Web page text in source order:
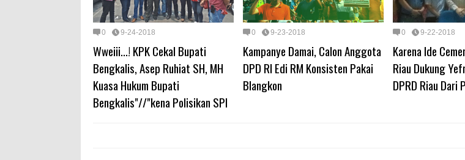
0 9-24-2018
Wweiii...! KPK Cekal Bupati
Bengkalis, Asep Ruhiat SH, MH
Kuasa Hukum Bupati
Bengkalis"//"kena Polisikan SPI
0 9-23-2018
Kampanye Damai, Calon Anggota
DPD RI Edi RM Konsisten Pakai
Blangkon
0 9-22-2018
Karena Ide
Riau Dukung
DPRD Riau Dari